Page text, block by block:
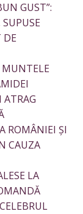
GUST”:
DE
MUNTELE
ATRAG
ROMÂNIEI ȘI
CAUZA
LA